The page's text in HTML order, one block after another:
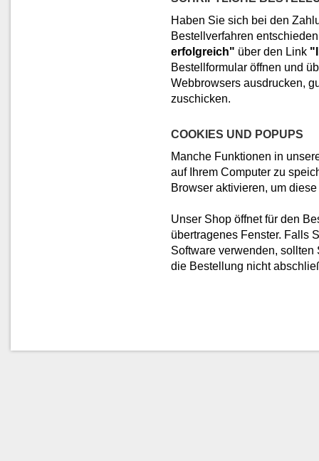
Haben Sie sich bei den
Bestellverfahren
erfolgreich" über den Link
Bestellformular öffnen und
Webbrowsers ausdrucken,
zuschicken.
COOKIES UND POPUPS
Manche Funktionen in
auf Ihrem Computer zu
Browser aktivieren, um
Unser Shop öffnet für den
übertragenes Fenster. Falls
Software verwenden,
die Bestellung nicht